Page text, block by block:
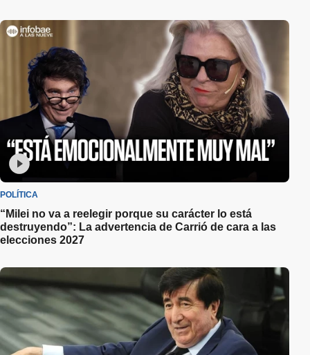
POLÍTICA
“Milei no va a reelegir porque su carácter lo está
destruyendo”: La advertencia de Carrió de cara a las
elecciones 2027